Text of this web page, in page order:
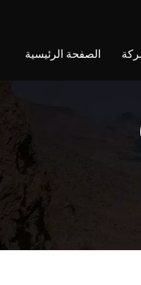
الصفحة الرئيسية